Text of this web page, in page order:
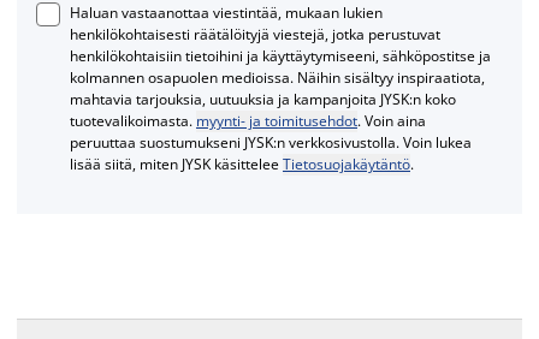
Haluan vastaanottaa viestintää, mukaan lukien
henkilökohtaisesti räätälöityjä viestejä, jotka perustuvat
henkilökohtaisiin tietoihini ja käyttäytymiseeni, sähköpostitse ja
kolmannen osapuolen medioissa. Näihin sisältyy inspiraatiota,
mahtavia tarjouksia, uutuuksia ja kampanjoita JYSK:n koko
tuotevalikoimasta. myynti- ja toimitusehdot. Voin aina
peruuttaa suostumukseni JYSK:n verkkosivustolla. Voin lukea
lisää siitä, miten JYSK käsitteleeTietosuojakäytäntö.